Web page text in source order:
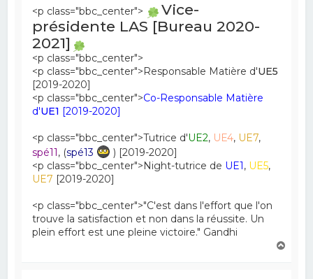
<p class="bbc_center">
Vice-
présidente LAS [Bureau 2020-
2021]
<p class="bbc_center">
<p class="bbc_center">Responsable Matière d'UE5
[2019-2020]
<p class="bbc_center">Co-Responsable Matière
d'UE1 [2019-2020]
<p class="bbc_center">Tutrice d'UE2, UE4, UE7,
spé11, (spé13
) [2019-2020]
<p class="bbc_center">Night-tutrice de UE1, UE5,
UE7 [2019-2020]
<p class="bbc_center">"C'est dans l'effort que l'on
trouve la satisfaction et non dans la réussite. Un
plein effort est une pleine victoire." Gandhi